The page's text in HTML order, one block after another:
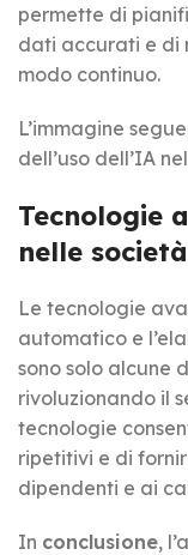
permette di
dati accurati e di
modo continuo.
L’immagine
dell’uso dell’IA
Tecnologie
nelle
Le tecnologie
automatico e
sono solo alcune
rivoluzionando il
tecnologie
ripetitivi e di
dipendenti e ai
In conclusione,